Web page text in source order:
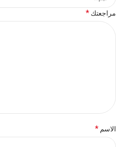
مراجعتك *
الاسم *